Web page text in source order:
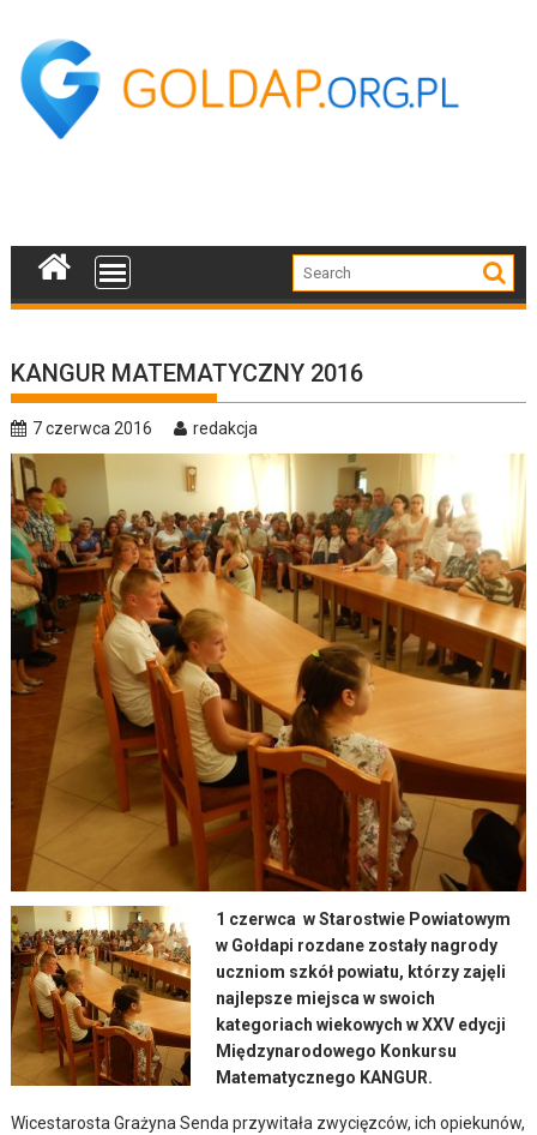
content
KANGUR MATEMATYCZNY 2016
7 czerwca 2016 redakcja
1 czerwca w Starostwie Powiatowym
w Gołdapi rozdane zostały nagrody
uczniom szkół powiatu, którzy zajęli
najlepsze miejsca w swoich
kategoriach wiekowych w XXV edycji
Międzynarodowego Konkursu
Matematycznego KANGUR.
Wicestarosta Grażyna Senda przywitała zwycięzców, ich opiekunów,